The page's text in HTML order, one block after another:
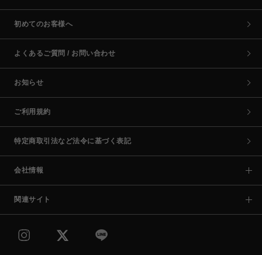
初めてのお客様へ
よくあるご質問 / お問い合わせ
お知らせ
ご利用規約
特定商取引法など法令に基づく表記
会社情報
関連サイト